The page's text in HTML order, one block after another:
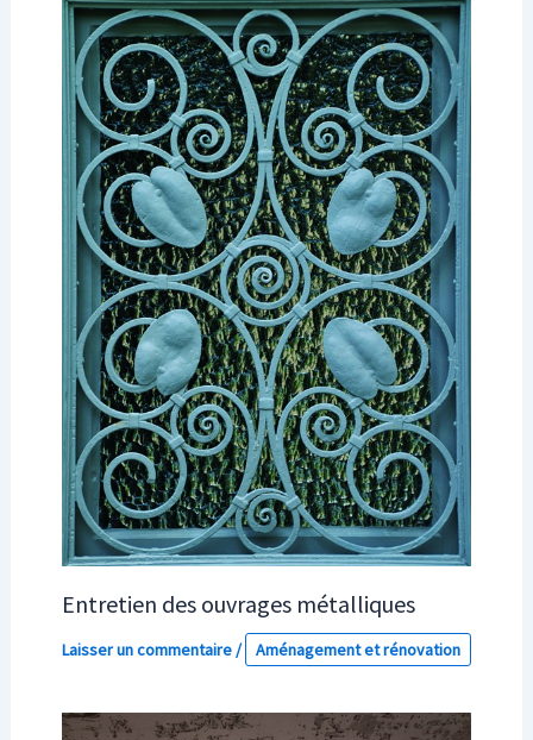
Entretien des ouvrages métalliques
Laisser un commentaire/ Aménagement et rénovation